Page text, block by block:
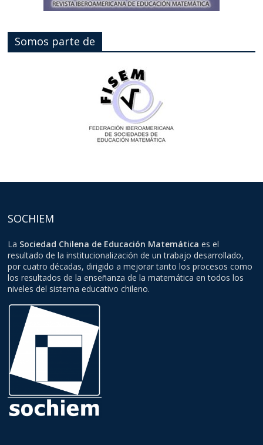
Somos parte de
SOCHIEM
La Sociedad Chilena de Educación Matemática es el
resultado de la institucionalización de un trabajo desarrollado,
por cuatro décadas, dirigido a mejorar tanto los procesos como
los resultados de la enseñanza de la matemática en todos los
niveles del sistema educativo chileno.